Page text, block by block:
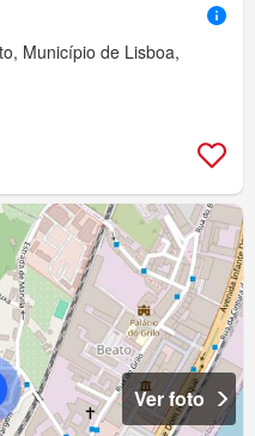
Município de Lisboa,
Ver foto